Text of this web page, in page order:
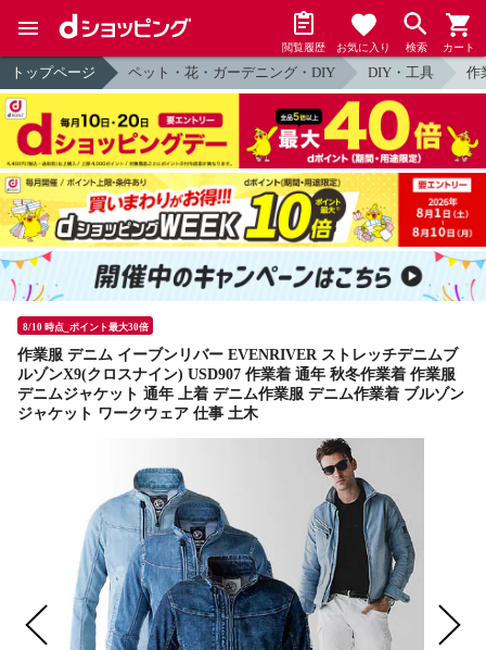
閲覧履歴 お気に入り 検索 カート
トップページ ペット・花・ガーデニング・DIY DIY・工具 作
8/10 時点_ポイント最大30倍
作業服 デニム イーブンリバー EVENRIVER ストレッチデニムブ
ルゾンX9(クロスナイン) USD907 作業着 通年 秋冬作業着 作業服
デニムジャケット 通年 上着 デニム作業服 デニム作業着 ブルゾン
ジャケット ワークウェア 仕事 土木